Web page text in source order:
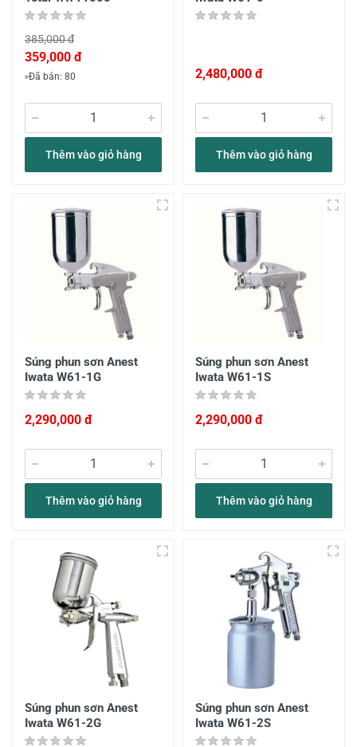
385,000 đ
359,000 đ
Đã bán: 80
Thêm vào giỏ hàng
2,480,000 đ
Thêm vào giỏ hàng
Súng phun sơn Anest
Iwata W61-1G
2,290,000 đ
Thêm vào giỏ hàng
Súng phun sơn Anest
Iwata W61-1S
2,290,000 đ
Thêm vào giỏ hàng
Súng phun sơn Anest
Iwata W61-2G
Súng phun sơn Anest
Iwata W61-2S